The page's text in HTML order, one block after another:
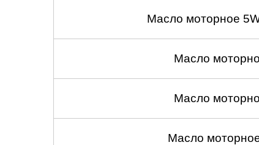
Масло моторное
Масло
Масло
Масло